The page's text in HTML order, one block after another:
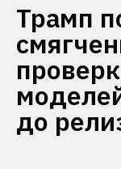
Трамп
до